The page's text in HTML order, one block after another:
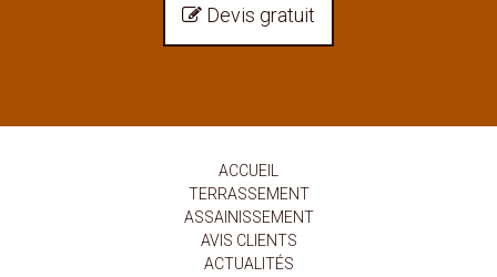
 Devis gratuit
ACCUEIL
TERRASSEMENT
ASSAINISSEMENT
AVIS CLIENTS
ACTUALITÉS